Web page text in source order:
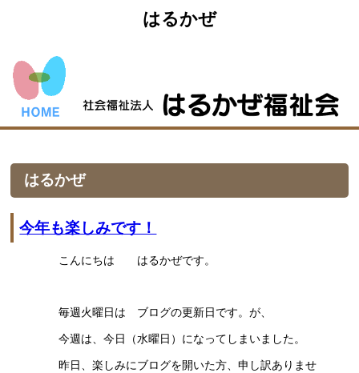
はるかぜ
はるかぜ
今年も楽しみです！
こんにちは はるかぜです。
毎週火曜日は ブログの更新日です。が、
今週は、今日（水曜日）になってしまいました。
昨日、楽しみにブログを開いた方、申し訳ありませ